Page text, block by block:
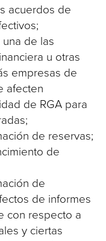
acuerdos de
de las
u otras
empresas de
afecten
de RGA para
de reservas;
de
de
de informes
con respecto a
y ciertas